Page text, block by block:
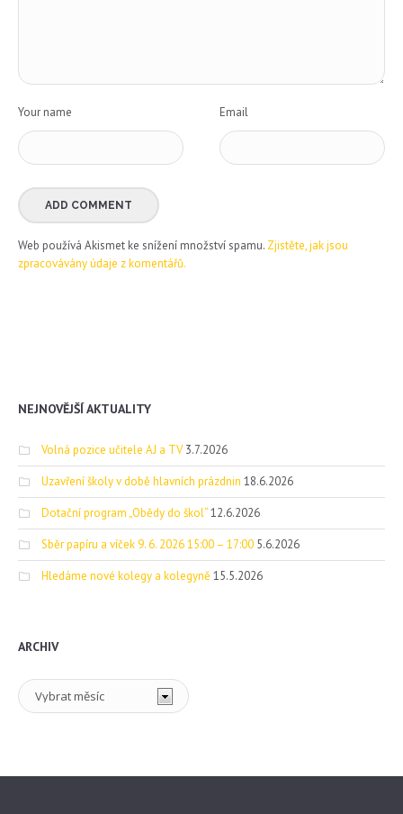
Your name Email
Web používá Akismet ke snížení množství spamu. Zjistěte, jak jsou
zpracovávány údaje z komentářů.
NEJNOVĚJŠÍ AKTUALITY
Volná pozice učitele AJ a TV 3.7.2026
Uzavření školy v době hlavních prázdnin 18.6.2026
Dotační program „Obědy do škol“12.6.2026
Sběr papíru a víček 9. 6. 2026 15:00 – 17:00 5.6.2026
Hledáme nové kolegy a kolegyně 15.5.2026
ARCHIV
Archiv